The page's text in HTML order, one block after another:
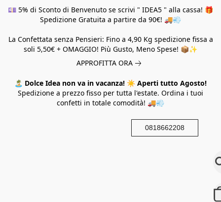
💷 5% di Sconto di Benvenuto se scrivi " IDEA5 " alla cassa! 🎁
Spedizione Gratuita a partire da 90€! 🚚💨
La Confettata senza Pensieri: Fino a 4,90 Kg spedizione fissa a
soli 5,50€ + OMAGGIO! Più Gusto, Meno Spese! 📦✨
APPROFITTA ORA
🏝️ Dolce Idea non va in vacanza! ☀️ Aperti tutto Agosto!
Spedizione a prezzo fisso per tutta l'estate. Ordina i tuoi
confetti in totale comodità! 🚚💨
0818662208